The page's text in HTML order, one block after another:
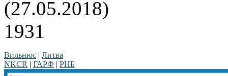
(27.05.2018)
1931
Вильнюс | Литва
NKCR | ГАРФ | РНБ